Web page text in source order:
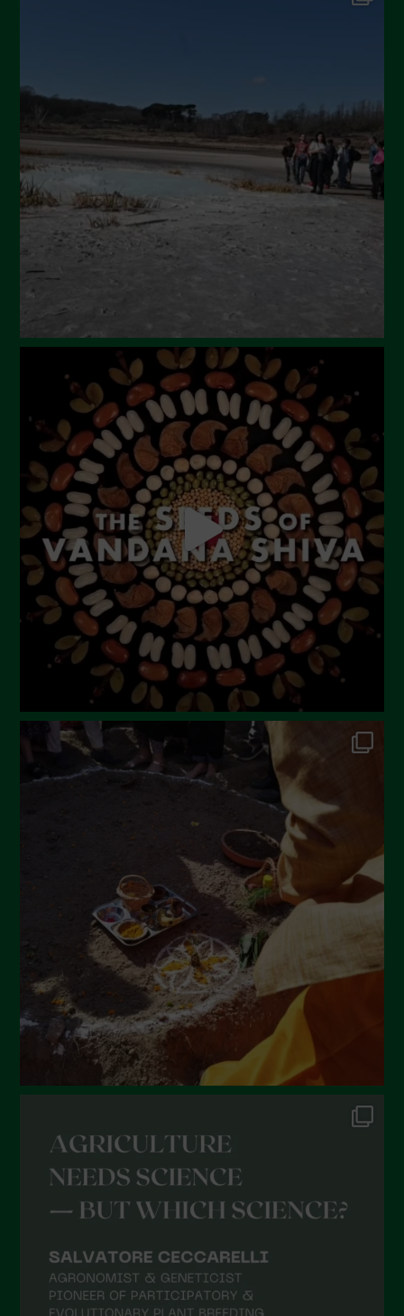
Settembre 2024
Luglio 2024
Maggio 2024
Aprile 2024
Marzo 2024
Febbraio 2024
Ottobre 2023
Settembre 2023
Agosto 2023
Luglio 2023
Giugno 2023
Maggio 2023
Aprile 2023
Marzo 2023
Febbraio 2023
Dicembre 2022
Novembre 2022
Ottobre 2022
Settembre 2022
Aprile 2022
Marzo 2022
Febbraio 2022
Gennaio 2022
Dicembre 2021
Novembre 2021
Settembre 2021
Agosto 2021
Luglio 2021
Aprile 2021